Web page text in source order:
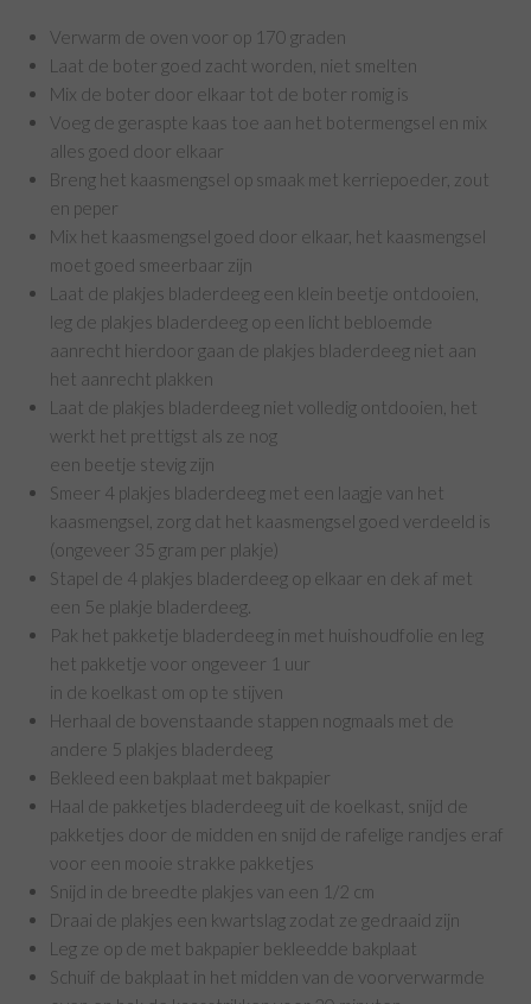
Verwarm de oven voor op 170 graden
Laat de boter goed zacht worden, niet smelten
Mix de boter door elkaar tot de boter romig is
Voeg de geraspte kaas toe aan het botermengsel en mix
alles goed door elkaar
Breng het kaasmengsel op smaak met kerriepoeder, zout
en peper
Mix het kaasmengsel goed door elkaar, het kaasmengsel
moet goed smeerbaar zijn
Laat de plakjes bladerdeeg een klein beetje ontdooien,
leg de plakjes bladerdeeg op een licht bebloemde
aanrecht hierdoor gaan de plakjes bladerdeeg niet aan
het aanrecht plakken
Laat de plakjes bladerdeeg niet volledig ontdooien, het
werkt het prettigst als ze nog
een beetje stevig zijn
Smeer 4 plakjes bladerdeeg met een laagje van het
kaasmengsel, zorg dat het kaasmengsel goed verdeeld is
(ongeveer 35 gram per plakje)
Stapel de 4 plakjes bladerdeeg op elkaar en dek af met
een 5e plakje bladerdeeg.
Pak het pakketje bladerdeeg in met huishoudfolie en leg
het pakketje voor ongeveer 1 uur
in de koelkast om op te stijven
Herhaal de bovenstaande stappen nogmaals met de
andere 5 plakjes bladerdeeg
Bekleed een bakplaat met bakpapier
Haal de pakketjes bladerdeeg uit de koelkast, snijd de
pakketjes door de midden en snijd de rafelige randjes eraf
voor een mooie strakke pakketjes
Snijd in de breedte plakjes van een 1/2 cm
Draai de plakjes een kwartslag zodat ze gedraaid zijn
Leg ze op de met bakpapier bekleedde bakplaat
Schuif de bakplaat in het midden van de voorverwarmde